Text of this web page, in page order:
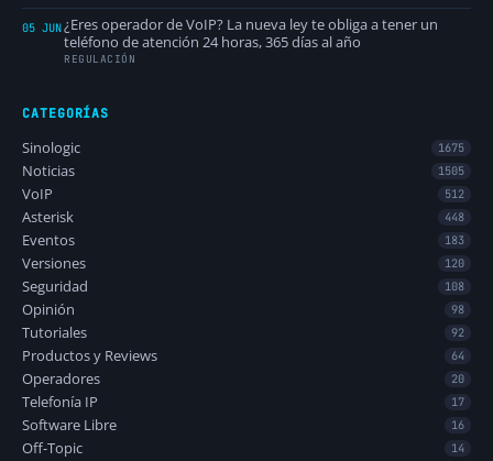
05 JUN¿Eres operador de VoIP? La nueva ley te obliga a tener un
teléfono de atención 24 horas, 365 días al año
REGULACIÓN
CATEGORÍAS
Sinologic 1675
Noticias 1505
VoIP 512
Asterisk 448
Eventos 183
Versiones 120
Seguridad 108
Opinión 98
Tutoriales 92
Productos y Reviews 64
Operadores 20
Telefonía IP 17
Software Libre 16
Off-Topic 14